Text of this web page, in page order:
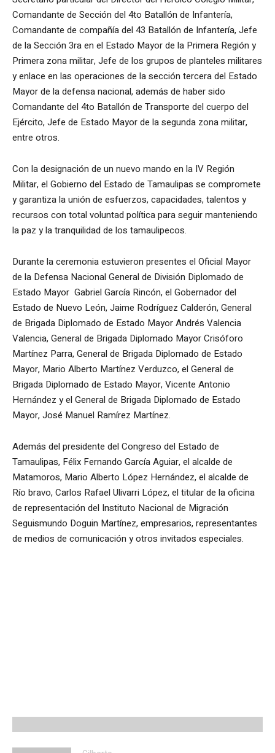
Comandante de Sección del 4to Batallón de Infantería,
Comandante de compañía del 43 Batallón de Infantería, Jefe
de la Sección 3ra en el Estado Mayor de la Primera Región y
Primera zona militar, Jefe de los grupos de planteles militares
y enlace en las operaciones de la sección tercera del Estado
Mayor de la defensa nacional, además de haber sido
Comandante del 4to Batallón de Transporte del cuerpo del
Ejército, Jefe de Estado Mayor de la segunda zona militar,
entre otros.
Con la designación de un nuevo mando en la IV Región
Militar, el Gobierno del Estado de Tamaulipas se compromete
y garantiza la unión de esfuerzos, capacidades, talentos y
recursos con total voluntad política para seguir manteniendo
la paz y la tranquilidad de los tamaulipecos.
Durante la ceremonia estuvieron presentes el Oficial Mayor
de la Defensa Nacional General de División Diplomado de
Estado Mayor Gabriel García Rincón, el Gobernador del
Estado de Nuevo León, Jaime Rodríguez Calderón, General
de Brigada Diplomado de Estado Mayor Andrés Valencia
Valencia, General de Brigada Diplomado Mayor Crisóforo
Martínez Parra, General de Brigada Diplomado de Estado
Mayor, Mario Alberto Martínez Verduzco, el General de
Brigada Diplomado de Estado Mayor, Vicente Antonio
Hernández y el General de Brigada Diplomado de Estado
Mayor, José Manuel Ramírez Martínez.
Además del presidente del Congreso del Estado de
Tamaulipas, Félix Fernando García Aguiar, el alcalde de
Matamoros, Mario Alberto López Hernández, el alcalde de
Río bravo, Carlos Rafael Ulivarri López, el titular de la oficina
de representación del Instituto Nacional de Migración
Seguismundo Doguin Martínez, empresarios, representantes
de medios de comunicación y otros invitados especiales.